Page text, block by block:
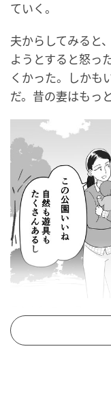
ていく。
夫からしてみると
ようとすると怒っ
くかった。しかも
だ。昔の妻はもっ